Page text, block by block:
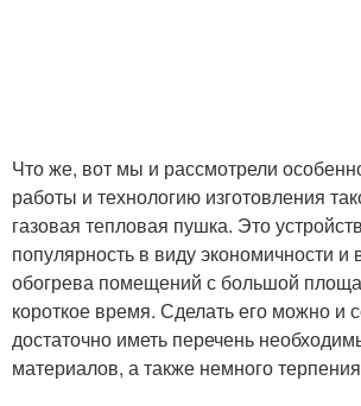
Что же, вот мы и рассмотрели
работы и технологию изготовления
газовая тепловая пушка. Это
популярность в виду экономичности и
обогрева помещений с большой
короткое время. Сделать его можно и
достаточно иметь перечень
материалов, а также немного